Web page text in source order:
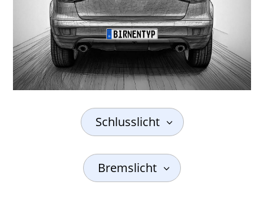
Schlusslicht
Bremslicht